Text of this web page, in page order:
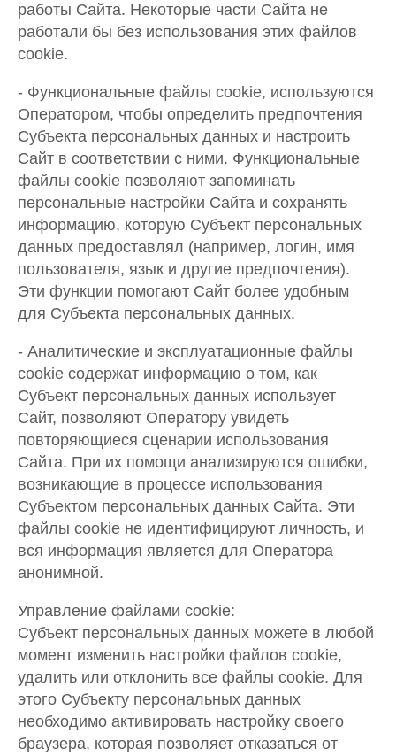
работы Сайта. Некоторые части Сайта не
работали бы без использования этих файлов
cookie.
- Функциональные файлы cookie, используются
Оператором, чтобы определить предпочтения
Субъекта персональных данных и настроить
Сайт в соответствии с ними. Функциональные
файлы cookie позволяют запоминать
персональные настройки Сайта и сохранять
информацию, которую Субъект персональных
данных предоставлял (например, логин, имя
пользователя, язык и другие предпочтения).
Эти функции помогают Сайт более удобным
для Субъекта персональных данных.
- Аналитические и эксплуатационные файлы
cookie содержат информацию о том, как
Субъект персональных данных использует
Сайт, позволяют Оператору увидеть
повторяющиеся сценарии использования
Сайта. При их помощи анализируются ошибки,
возникающие в процессе использования
Субъектом персональных данных Сайта. Эти
файлы cookie не идентифицируют личность, и
вся информация является для Оператора
анонимной.
Управление файлами cookie:
Субъект персональных данных можете в любой
момент изменить настройки файлов cookie,
удалить или отклонить все файлы cookie. Для
этого Субъекту персональных данных
необходимо активировать настройку своего
браузера, которая позволяет отказаться от